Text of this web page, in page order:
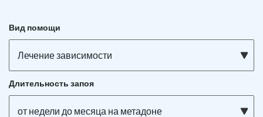
Вид помощи
Лечение зависимости
Длительность запоя
от недели до месяца на метадоне